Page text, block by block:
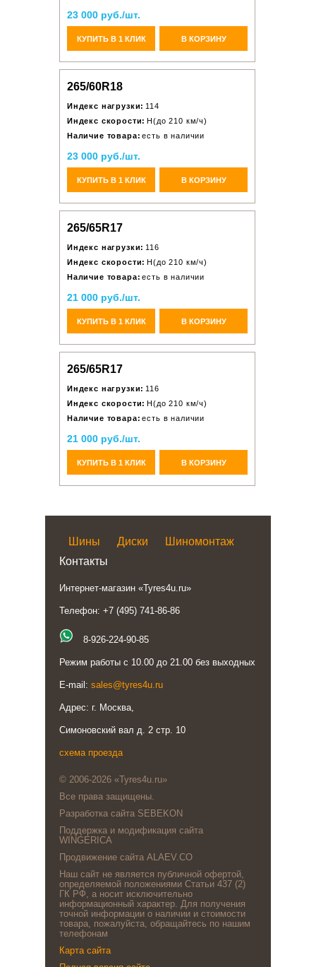
23 000 руб./шт.
КУПИТЬ В 1 КЛИК В КОРЗИНУ
265/60R18
Индекс нагрузки: 114
Индекс скорости: H(до 210 км/ч)
Наличие товара: есть в наличии
23 000 руб./шт.
КУПИТЬ В 1 КЛИК В КОРЗИНУ
265/65R17
Индекс нагрузки: 116
Индекс скорости: H(до 210 км/ч)
Наличие товара: есть в наличии
21 000 руб./шт.
КУПИТЬ В 1 КЛИК В КОРЗИНУ
265/65R17
Индекс нагрузки: 116
Индекс скорости: H(до 210 км/ч)
Наличие товара: есть в наличии
21 000 руб./шт.
КУПИТЬ В 1 КЛИК В КОРЗИНУ
Шины Диски
Шиномонтаж
Контакты
Интернет-магазин «Tyres4u.ru»
Телефон: +7 (495) 741-86-86
8-926-224-90-85
Режим работы с 10.00 до 21.00 без выходных
E-mail: sales@tyres4u.ru
Адрес: г. Москва,
Симоновский вал д. 2 стр. 10
схема проезда
© 2006-2026 «Tyres4u.ru»
Все права защищены.
Разработка сайта SEBEKON
Поддержка и модификация сайта
WINGERICA
Продвижение сайта ALAEV.CO
Наш сайт не является публичной офертой,
определяемой положениями Статьи 437 (2)
ГК РФ, а носит исключительно
информационный характер. Для получения
точной информации о наличии и стоимости
товара, пожалуйста, обращайтесь по нашим
телефонам
Карта сайта